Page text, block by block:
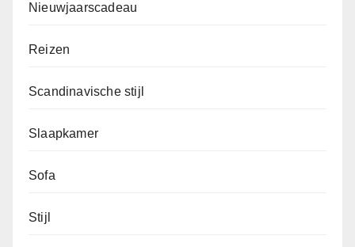
Nieuwjaarscadeau
Reizen
Scandinavische stijl
Slaapkamer
Sofa
Stijl